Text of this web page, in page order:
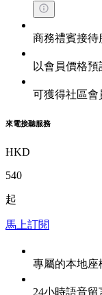
商務禮賓接待
以會員價格
可獲得社區會
來電接聽服務
HKD
540
起
馬上訂閱
專屬的本地座
24小時語音